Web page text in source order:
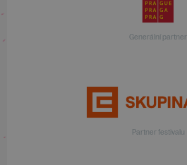
Generální partner
Partner festivalu